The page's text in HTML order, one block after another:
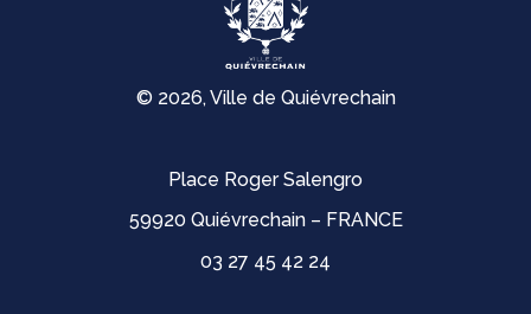
© 2026, Ville de Quiévrechain
Place Roger Salengro
59920 Quiévrechain – FRANCE
03 27 45 42 24